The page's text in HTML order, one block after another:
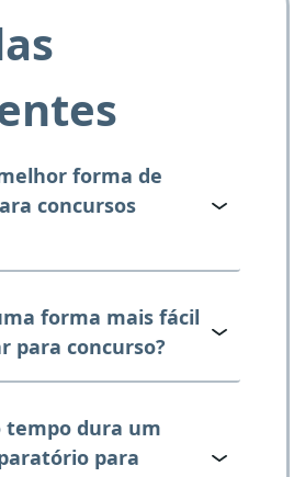
forma de
concursos
forma mais fácil
para concurso?
tempo dura um
para